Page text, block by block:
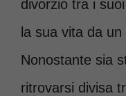
divorzio tra i
la sua vita da un
Nonostante sia
ritrovarsi divisa